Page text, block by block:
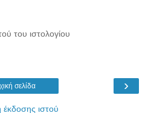
του ιστολογίου
›
σελίδα
ιστού